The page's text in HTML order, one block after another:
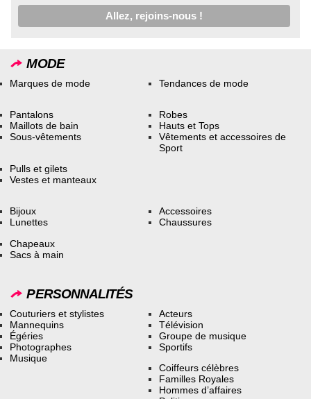
MODE
Marques de mode Tendances de mode
Pantalons
Maillots de bain
Sous-vêtements
Robes
Hauts et Tops
Vêtements et accessoires de
Sport
Pulls et gilets
Vestes et manteaux
Bijoux
Lunettes
Accessoires
Chaussures
Chapeaux
Sacs à main
PERSONNALITÉS
Couturiers et stylistes
Mannequins
Égéries
Photographes
Musique
Acteurs
Télévision
Groupe de musique
Sportifs
Coiffeurs célèbres
Familles Royales
Hommes d’affaires